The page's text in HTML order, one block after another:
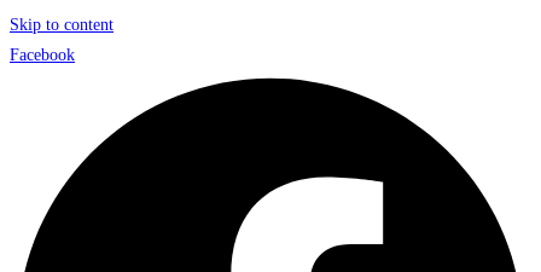
Skip to content
Facebook